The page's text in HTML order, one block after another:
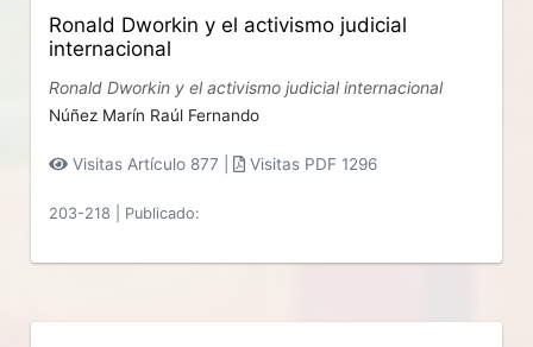
Ronald Dworkin y el activismo judicial
internacional
Ronald Dworkin y el activismo judicial internacional
Núñez Marín Raúl Fernando
Visitas Artículo 877 | Visitas PDF 1296
203-218 Publicado: